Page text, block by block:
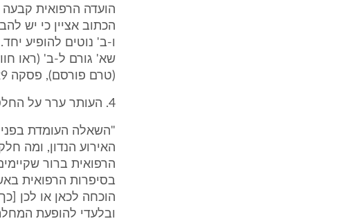
הכתוב אציין כי יש
ו-ב' נוטים להופיע
(טרם פורסם), פסקה 29).
4. העותר ערר על החלטת הוועדה הרפואית. ועדת העררים קבעה -
"השאלה העומדת בפני
האירוע הנדון, ומה
הרפואית ברור
הוכחה לכאן או לכן
ובלעדי להופעת